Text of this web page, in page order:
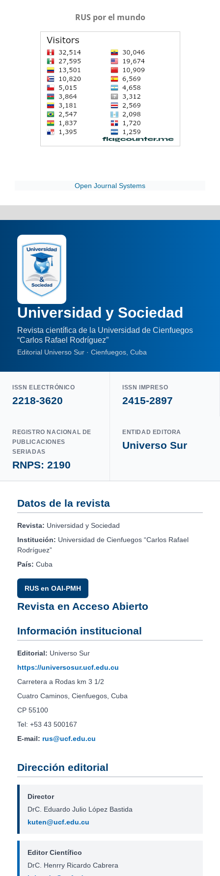
RUS por el mundo
Open Journal Systems
Universidad y Sociedad
Revista científica de la Universidad de Cienfuegos
“Carlos Rafael Rodríguez”
Editorial Universo Sur · Cienfuegos, Cuba
ISSN ELECTRÓNICO
2218-3620
ISSN IMPRESO
2415-2897
REGISTRO NACIONAL DE
PUBLICACIONES
SERIADAS
RNPS: 2190
ENTIDAD EDITORA
Universo Sur
Datos de la revista
Revista: Universidad y Sociedad
Institución: Universidad de Cienfuegos “Carlos Rafael
Rodríguez”
País: Cuba
RUS en OAI-PMH
Revista en Acceso Abierto
Información institucional
Editorial: Universo Sur
https://universosur.ucf.edu.cu
Carretera a Rodas km 3 1/2
Cuatro Caminos, Cienfuegos, Cuba
CP 55100
Tel: +53 43 500167
E-mail: rus@ucf.edu.cu
Dirección editorial
Director
DrC. Eduardo Julio López Bastida
kuten@ucf.edu.cu
Editor Científico
DrC. Henrry Ricardo Cabrera